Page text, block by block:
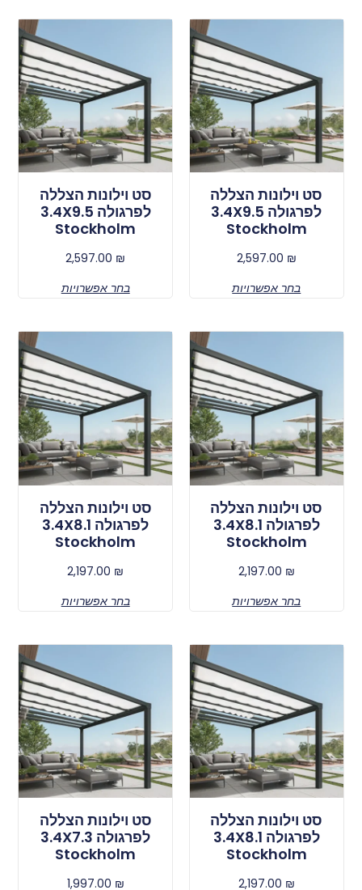
סט וילונות הצללה
לפרגולה 3.4X9.5
Stockholm
2,597.00 ₪
בחר אפשרויות
סט וילונות הצללה
לפרגולה 3.4X9.5
Stockholm
2,597.00 ₪
בחר אפשרויות
סט וילונות הצללה
לפרגולה 3.4X8.1
Stockholm
2,197.00 ₪
בחר אפשרויות
סט וילונות הצללה
לפרגולה 3.4X8.1
Stockholm
2,197.00 ₪
בחר אפשרויות
סט וילונות הצללה
לפרגולה 3.4X8.1
Stockholm
2,197.00 ₪
סט וילונות הצללה
לפרגולה 3.4X7.3
Stockholm
1,997.00 ₪